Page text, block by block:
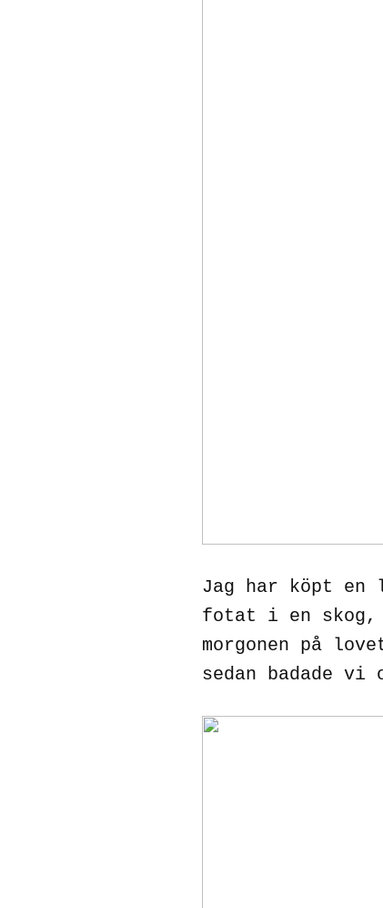
Jag har köpt
fotat i en skog,
morgonen på
sedan badade